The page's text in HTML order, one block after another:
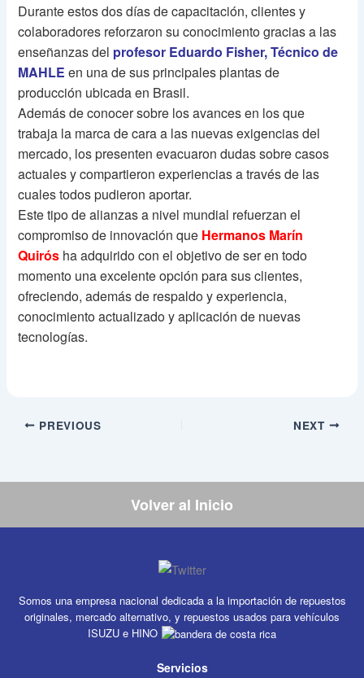
Durante estos dos días de capacitación, clientes y
colaboradores reforzaron su conocimiento gracias a las
enseñanzas del profesor Eduardo Fisher, Técnico de
MAHLE en una de sus principales plantas de
producción ubicada en Brasil.
Además de conocer sobre los avances en los que
trabaja la marca de cara a las nuevas exigencias del
mercado, los presenten evacuaron dudas sobre casos
actuales y compartieron experiencias a través de las
cuales todos pudieron aportar.
Este tipo de alianzas a nivel mundial refuerzan el
compromiso de innovación que Hermanos Marín
Quirós ha adquirido con el objetivo de ser en todo
momento una excelente opción para sus clientes,
ofreciendo, además de respaldo y experiencia,
conocimiento actualizado y aplicación de nuevas
tecnologías.
PREVIOUS NEXT
Volver al Inicio
Somos una empresa nacional dedicada a la importación de repuestos
originales, mercado alternativo, y repuestos usados para vehículos
ISUZU e HINO
Servicios